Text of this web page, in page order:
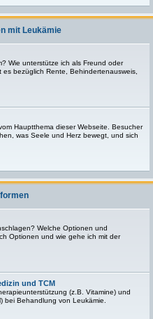
mit Leukämie
Wie unterstütze ich als Freund oder
bezüglich Rente, Behindertenausweis,
Hauptthema dieser Webseite. Besucher
was Seele und Herz bewegt, und sich
Welche Optionen und
Optionen und wie gehe ich mit der
und TCM
(z.B. Vitamine) und
bei Behandlung von Leukämie.